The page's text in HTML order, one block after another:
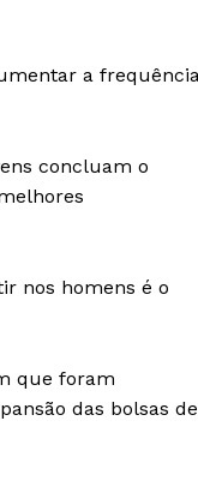
a
concluam o
nos homens é o
que foram
das bolsas de